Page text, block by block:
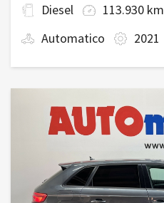
Diesel 113.930 km
Automatico
2021